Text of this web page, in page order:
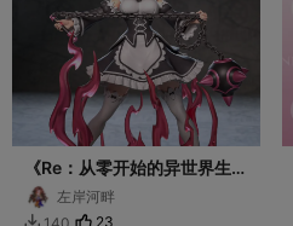
《Re：从零开始的异世界生
活》雷姆-雙體
左岸河畔
23